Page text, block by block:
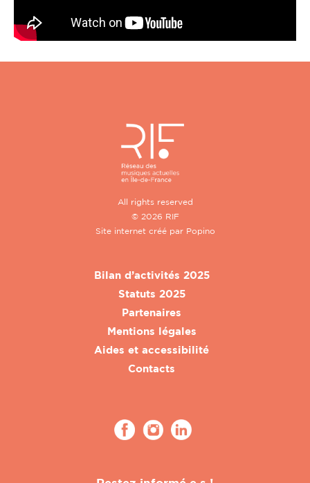
All rights reserved
© 2026 RIF
Site internet créé par Popino
Bilan d’activités 2025
Statuts 2025
Partenaires
Mentions légales
Aides et accessibilité
Contacts